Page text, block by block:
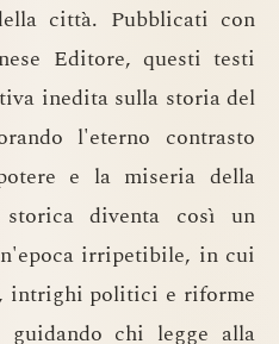
città. Pubblicati con
Editore, questi testi
inedita sulla storia del
l'eterno contrasto
e la miseria della
storica diventa così un
irripetibile, in cui
intrighi politici e riforme
chi legge alla